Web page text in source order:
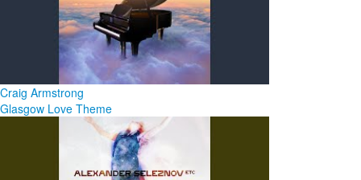
Craig Armstrong
Glasgow Love Theme